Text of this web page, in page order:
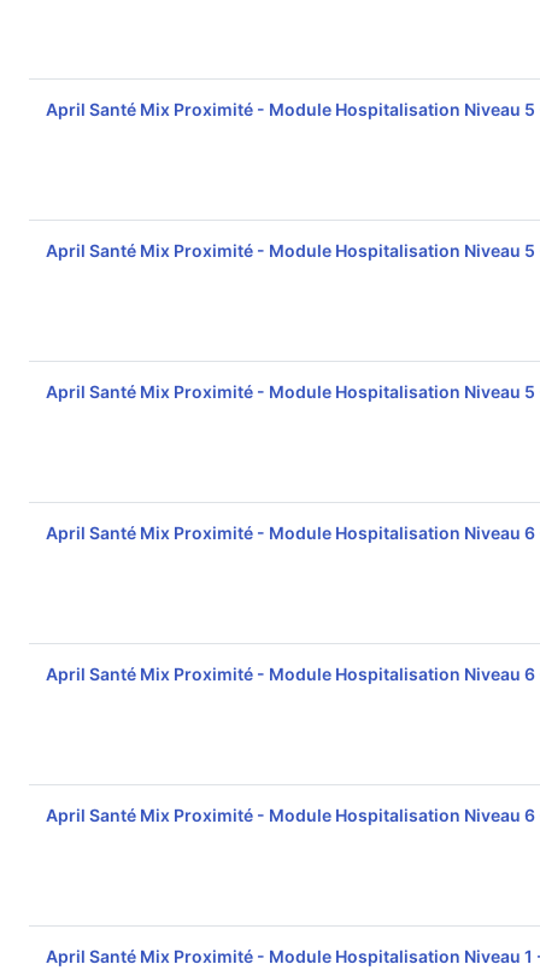
April Santé Mix Proximité - Module Hospitalisation Niveau 5
April Santé Mix Proximité - Module Hospitalisation Niveau 5
April Santé Mix Proximité - Module Hospitalisation Niveau 5
April Santé Mix Proximité - Module Hospitalisation Niveau 6
April Santé Mix Proximité - Module Hospitalisation Niveau 6
April Santé Mix Proximité - Module Hospitalisation Niveau 6
April Santé Mix Proximité - Module Hospitalisation Niveau 1